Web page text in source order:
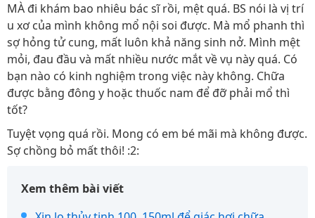
MÀ đi khám bao nhiêu bác sĩ rồi, mệt quá. BS nói là vị trí
u xơ của mình không mổ nội soi được. Mà mổ phanh thì
sợ hỏng tử cung, mất luôn khả năng sinh nở. Mình mệt
mỏi, đau đầu và mất nhiều nước mắt về vụ này quá. Có
bạn nào có kinh nghiệm trong việc này không. Chữa
được bằng đông y hoặc thuốc nam để đỡ phải mổ thì
tốt?
Tuyệt vọng quá rồi. Mong có em bé mãi mà không được.
Sợ chồng bỏ mất thôi! :2:
Xem thêm bài viết